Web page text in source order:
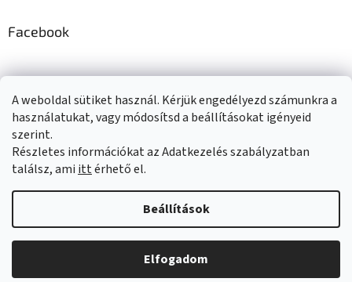
A weboldal sütiket használ. Kérjük engedélyezd számunkra a
használatukat, vagy módosítsd a beállításokat igényeid
szerint.
Részletes információkat az Adatkezelés szabályzatban
találsz, ami ittérhető el.
Beállítások
Elfogadom
Facebook
Adatkezelési tájékoztató Elérhetőségeink Impresszum
Üzleti feltételek (ÁSZF) Jótállási tájékoztató
Shoptet készítette
Ecoprotect. Minden jog fenntartva.